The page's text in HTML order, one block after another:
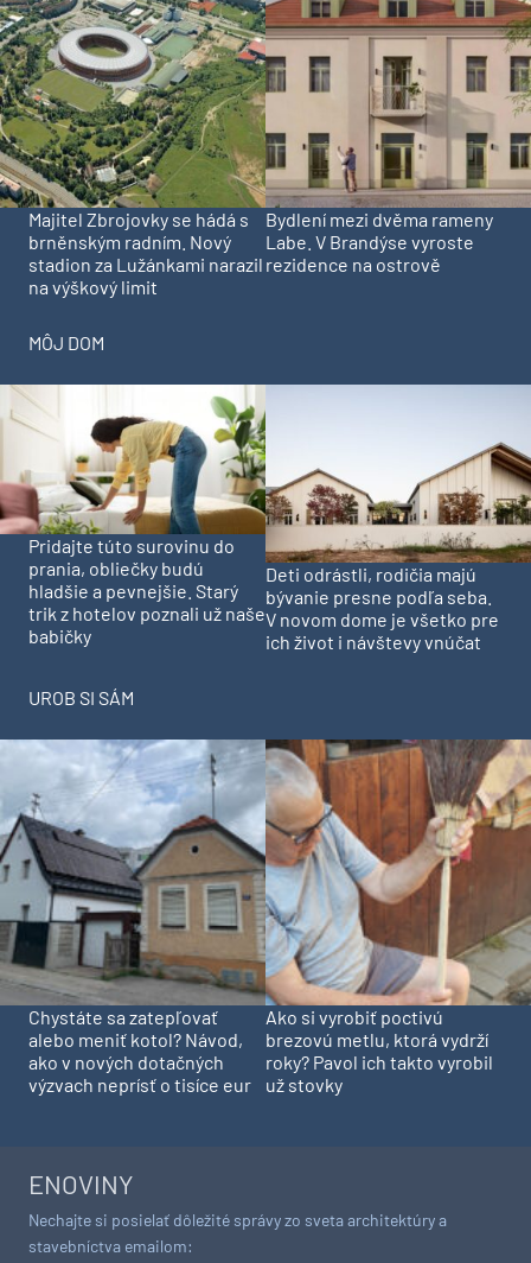
Majitel Zbrojovky se hádá s
brněnským radním. Nový
stadion za Lužánkami narazil
na výškový limit
Bydlení mezi dvěma rameny
Labe. V Brandýse vyroste
rezidence na ostrově
MÔJ DOM
Pridajte túto surovinu do
prania, obliečky budú
hladšie a pevnejšie. Starý
trik z hotelov poznali už naše
babičky
Deti odrástli, rodičia majú
bývanie presne podľa seba.
V novom dome je všetko pre
ich život i návštevy vnúčat
UROB SI SÁM
Chystáte sa zatepľovať
alebo meniť kotol? Návod,
ako v nových dotačných
výzvach neprísť o tisíce eur
Ako si vyrobiť poctivú
brezovú metlu, ktorá vydrží
roky? Pavol ich takto vyrobil
už stovky
ENOVINY
Nechajte si posielať dôležité správy zo sveta architektúry a
stavebníctva emailom: